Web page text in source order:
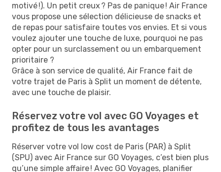
motivé !). Un petit creux ? Pas de panique ! Air France
vous propose une sélection délicieuse de snacks et
de repas pour satisfaire toutes vos envies. Et si vous
voulez ajouter une touche de luxe, pourquoi ne pas
opter pour un surclassement ou un embarquement
prioritaire ?
Grâce à son service de qualité, Air France fait de
votre trajet de Paris à Split un moment de détente,
avec une touche de plaisir.
Réservez votre vol avec GO Voyages et
profitez de tous les avantages
Réserver votre vol low cost de Paris (PAR) à Split
(SPU) avec Air France sur GO Voyages, c’est bien plus
qu’une simple affaire ! Avec GO Voyages, planifier